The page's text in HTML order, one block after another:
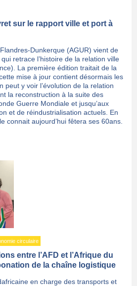
sur le rapport ville et port à
Flandres-Dunkerque (AGUR) vient de
retrace l’histoire de la relation ville
La première édition traitait de la
mise à jour contient désormais les
peut y voir l’évolution de la relation
la reconstruction à la suite des
Guerre Mondiale et jusqu’aux
et de réindustrialisation actuels. En
connait aujourd’hui fêtera ses 60ans.
circulaire
entre l’AFD et l’Afrique du
de la chaîne logistique
en charge des transports et